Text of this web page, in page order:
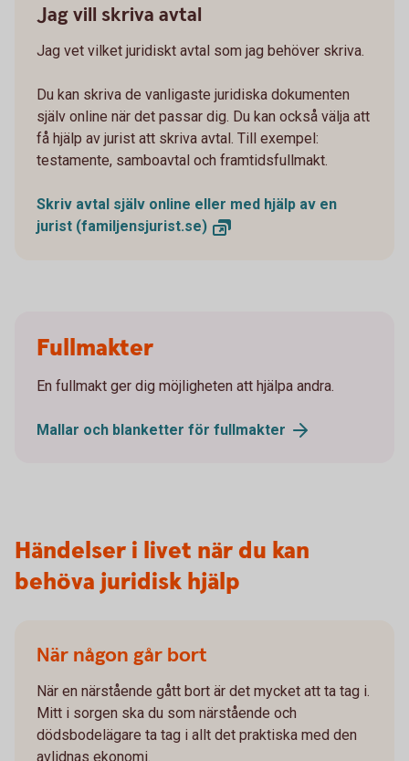
Jag vill skriva avtal
Jag vet vilket juridiskt avtal som jag behöver skriva.
Du kan skriva de vanligaste juridiska dokumenten
själv online när det passar dig. Du kan också välja att
få hjälp av jurist att skriva avtal. Till exempel:
testamente, samboavtal och framtidsfullmakt.
Skriv avtal själv online eller med hjälp av en
jurist (familjensjurist.se)
Fullmakter
En fullmakt ger dig möjligheten att hjälpa andra.
Mallar och blanketter för fullmakter
Händelser i livet när du kan
behöva juridisk hjälp
När någon går bort
När en närstående gått bort är det mycket att ta tag i.
Mitt i sorgen ska du som närstående och
dödsbodelägare ta tag i allt det praktiska med den
avlidnas ekonomi.